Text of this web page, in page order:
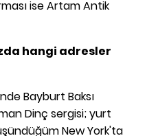
ise Artam Antik
hangi adresler
Bayburt Baksı
Dinç sergisi; yurt
New York'ta